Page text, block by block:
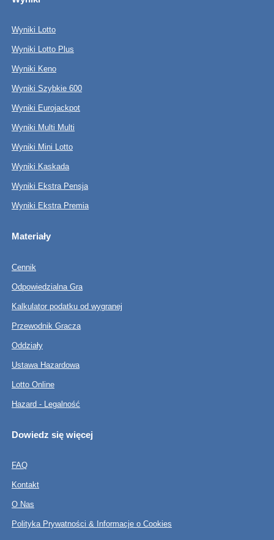
Wyniki Lotto
Wyniki Lotto Plus
Wyniki Keno
Wyniki Szybkie 600
Wyniki Eurojackpot
Wyniki Multi Multi
Wyniki Mini Lotto
Wyniki Kaskada
Wyniki Ekstra Pensja
Wyniki Ekstra Premia
Materiały
Cennik
Odpowiedzialna Gra
Kalkulator podatku od wygranej
Przewodnik Gracza
Oddziały
Ustawa Hazardowa
Lotto Online
Hazard - Legalność
Dowiedz się więcej
FAQ
Kontakt
O Nas
Polityka Prywatności & Informacje o Cookies